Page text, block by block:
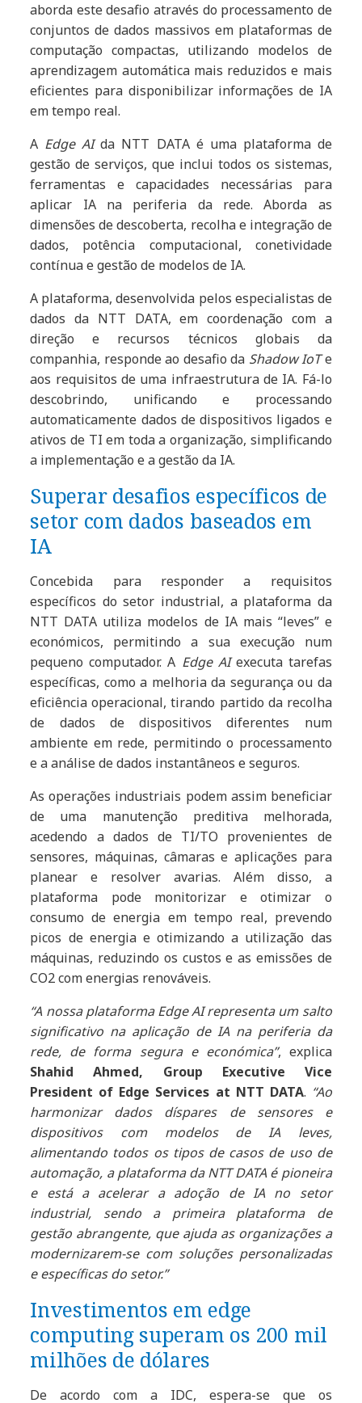
aborda este desafio através do processamento de
conjuntos de dados massivos em plataformas de
computação compactas, utilizando modelos de
aprendizagem automática mais reduzidos e mais
eficientes para disponibilizar informações de IA
em tempo real.
A Edge AIda NTT DATA é uma plataforma de
gestão de serviços, que inclui todos os sistemas,
ferramentas e capacidades necessárias para
aplicar IA na periferia da rede. Aborda as
dimensões de descoberta, recolha e integração de
dados, potência computacional, conetividade
contínua e gestão de modelos de IA.
A plataforma, desenvolvida pelos especialistas de
dados da NTT DATA, em coordenação com a
direção e recursos técnicos globais da
companhia, responde ao desafio da Shadow IoTe
aos requisitos de uma infraestrutura de IA. Fá-lo
descobrindo, unificando e processando
automaticamente dados de dispositivos ligados e
ativos de TI em toda a organização, simplificando
a implementação e a gestão da IA.
Superar desafios específicos de
setor com dados baseados em
IA
Concebida para responder a requisitos
específicos do setor industrial, a plataforma da
NTT DATA utiliza modelos de IA mais “leves” e
económicos, permitindo a sua execução num
pequeno computador. A Edge AIexecuta tarefas
específicas, como a melhoria da segurança ou da
eficiência operacional, tirando partido da recolha
de dados de dispositivos diferentes num
ambiente em rede, permitindo o processamento
e a análise de dados instantâneos e seguros.
As operações industriais podem assim beneficiar
de uma manutenção preditiva melhorada,
acedendo a dados de TI/TO provenientes de
sensores, máquinas, câmaras e aplicações para
planear e resolver avarias. Além disso, a
plataforma pode monitorizar e otimizar o
consumo de energia em tempo real, prevendo
picos de energia e otimizando a utilização das
máquinas, reduzindo os custos e as emissões de
CO2 com energias renováveis.
“A nossa plataforma Edge AI representa um salto
significativo na aplicação de IA na periferia da
rede, de forma segura e económica”, explica
Shahid Ahmed, Group Executive Vice
President of Edge Services at NTT DATA. “Ao
harmonizar dados díspares de sensores e
dispositivos com modelos de IA leves,
alimentando todos os tipos de casos de uso de
automação, a plataforma da NTT DATA é pioneira
e está a acelerar a adoção de IA no setor
industrial, sendo a primeira plataforma de
gestão abrangente, que ajuda as organizações a
modernizarem-se com soluções personalizadas
e específicas do setor.”
Investimentos em edge
computing superam os 200 mil
milhões de dólares
De acordo com a IDC, espera-se que os